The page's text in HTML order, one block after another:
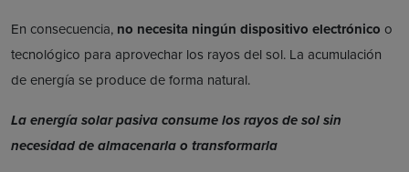
En consecuencia, no necesita ningún dispositivo electrónico o
tecnológico para aprovechar los rayos del sol. La acumulación
de energía se produce de forma natural.
La energía solar pasiva consume los rayos de sol sin
necesidad de almacenarla o transformarla